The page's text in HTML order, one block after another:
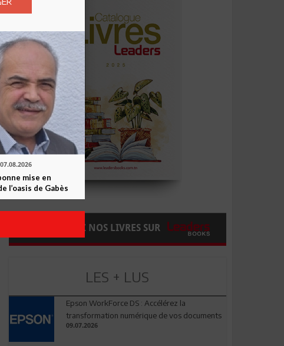
COMMANDEZ NOS LIVRES SUR
LES + LUS
Epson WorkForce DS : Accélérez la
transformation numérique de vos documents
09.07.2026
mise en
l’oasis de Gabès